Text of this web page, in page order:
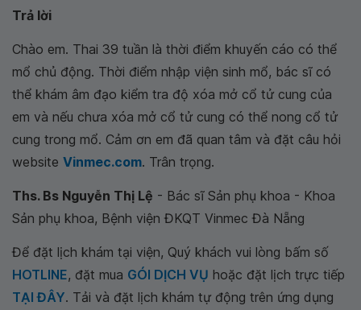
Trả lời
Chào em. Thai 39 tuần là thời điểm khuyến cáo có thể
mổ chủ động. Thời điểm nhập viện sinh mổ, bác sĩ có
thể khám âm đạo kiểm tra độ xóa mở cổ tử cung của
em và nếu chưa xóa mở cổ tử cung có thể nong cổ tử
cung trong mổ. Cảm ơn em đã quan tâm và đặt câu hỏi
website Vinmec.com. Trân trọng.
Ths. Bs Nguyễn Thị Lệ - Bác sĩ Sản phụ khoa - Khoa
Sản phụ khoa, Bệnh viện ĐKQT Vinmec Đà Nẵng
Để đặt lịch khám tại viện, Quý khách vui lòng bấm số
HOTLINE, đặt mua GÓI DỊCH VỤ hoặc đặt lịch trực tiếp
TẠI ĐÂY. Tải và đặt lịch khám tự động trên ứng dụng